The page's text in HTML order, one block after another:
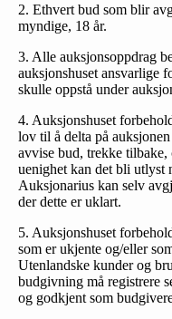
2. Ethvert bud som blir
myndige, 18 år.
3. Alle auksjonsoppdrag
auksjonshuset ansvarlige
skulle oppstå under
4. Auksjonshuset
lov til å delta på
avvise bud, trekke tilbake,
uenighet kan det bli utlyst
Auksjonarius kan selv
der dette er uklart.
5. Auksjonshuset
som er ukjente og/eller
Utenlandske kunder og
budgivning må registrere
og godkjent som